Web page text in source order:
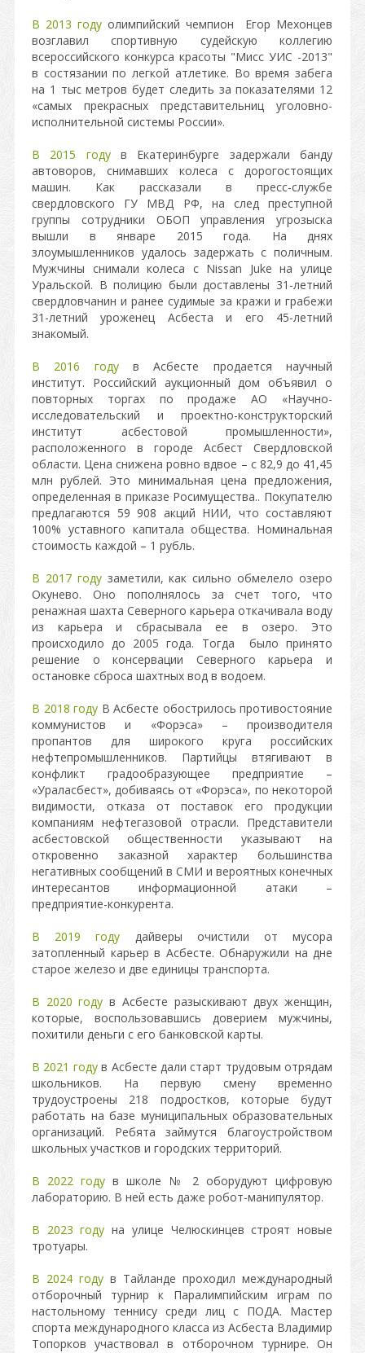
В 2013 году олимпийский чемпион Егор Мехонцев
возглавил спортивную судейскую коллегию
всероссийского конкурса красоты "Мисс УИС -2013"
в состязании по легкой атлетике. Во время забега
на 1 тыс метров будет следить за показателями 12
«самых прекрасных представительниц уголовно-
исполнительной системы России».
В 2015 годув Екатеринбурге задержали банду
автоворов, снимавших колеса с дорогостоящих
машин. Как рассказали в пресс-службе
свердловского ГУ МВД РФ, на след преступной
группы сотрудники ОБОП управления угрозыска
вышли в январе 2015 года. На днях
злоумышленников удалось задержать с поличным.
Мужчины снимали колеса с Nissan Juke на улице
Уральской. В полицию были доставлены 31-летний
свердловчанин и ранее судимые за кражи и грабежи
31-летний уроженец Асбеста и его 45-летний
знакомый.
В 2016 годув Асбесте продается научный
институт. Российский аукционный дом объявил о
повторных торгах по продаже АО «Научно-
исследовательский и проектно-конструкторский
институт асбестовой промышленности»,
расположенного в городе Асбест Свердловской
области. Цена снижена ровно вдвое – с 82,9 до 41,45
млн рублей. Это минимальная цена предложения,
определенная в приказе Росимущества.. Покупателю
предлагаются 59 908 акций НИИ, что составляют
100% уставного капитала общества. Номинальная
стоимость каждой – 1 рубль.
В 2017 годузаметили, как сильно обмелело озеро
Окунево. Оно пополнялось за счет того, что
ренажная шахта Северного карьера откачивала воду
из карьера и сбрасывала ее в озеро. Это
происходило до 2005 года. Тогда было принято
решение о консервации Северного карьера и
остановке сброса шахтных вод в водоем.
В 2018 году В Асбесте обострилось противостояние
коммунистов и «Форэса» – производителя
пропантов для широкого круга российских
нефтепромышленников. Партийцы втягивают в
конфликт градообразующее предприятие –
«Ураласбест», добиваясь от «Форэса», по некоторой
видимости, отказа от поставок его продукции
компаниям нефтегазовой отрасли. Представители
асбестовской общественности указывают на
откровенно заказной характер большинства
негативных сообщений в СМИ и вероятных конечных
интересантов информационной атаки –
предприятие-конкурента.
В 2019 году дайверы очистили от мусора
затопленный карьер в Асбесте. Обнаружили на дне
старое железо и две единицы транспорта.
В 2020 году в Асбесте разыскивают двух женщин,
которые, воспользовавшись доверием мужчины,
похитили деньги с его банковской карты.
В 2021 годув Асбесте дали старт трудовым отрядам
школьников. На первую смену временно
трудоустроены 218 подростков, которые будут
работать на базе муниципальных образовательных
организаций. Ребята займутся благоустройством
школьных участков и городских территорий.
В 2022 году в школе № 2 оборудуют цифровую
лабораторию. В ней есть даже робот-манипулятор.
В 2023 году на улице Челюскинцев строят новые
тротуары.
В 2024 году в Тайланде проходил международный
отборочный турнир к Паралимпийским играм по
настольному теннису среди лиц с ПОДА. Мастер
спорта международного класса из Асбеста Владимир
Топорков участвовал в отборочном турнире. Он